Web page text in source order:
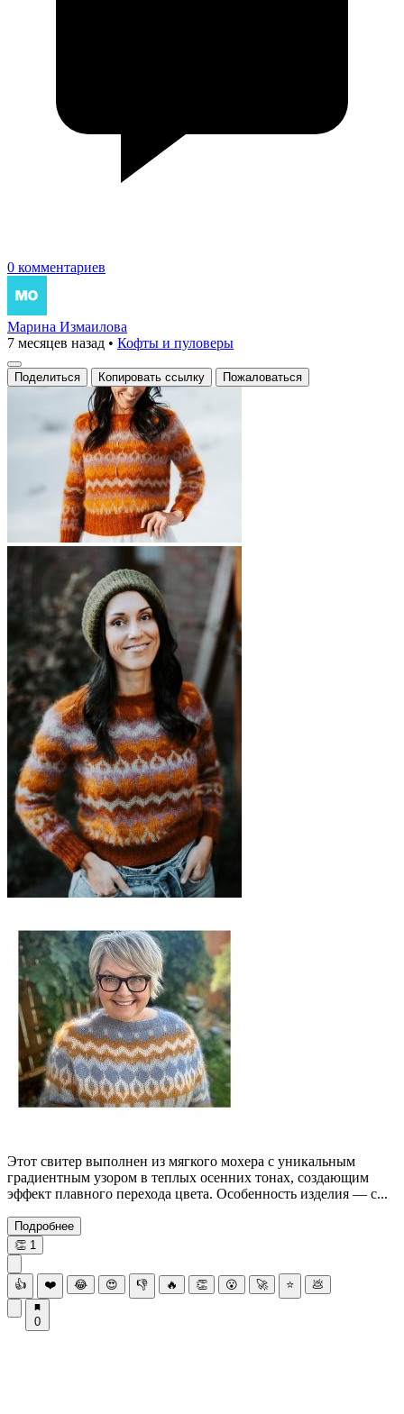
0 комментариев
Марина Измаилова
7 месяцев назад • Кофты и пуловеры
Поделиться Копировать ссылку Пожаловаться
Этот свитер выполнен из мягкого мохера с уникальным
градиентным узором в теплых осенних тонах, создающим
эффект плавного перехода цвета. Особенность изделия — с...
Подробнее
👏 1
👍 ❤️ 😂 😍 👎 🔥 👏 😮 🚀 ⭐ 💩
0